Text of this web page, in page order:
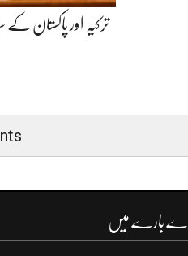
ترکیہ اور پاکستان
بارے میں